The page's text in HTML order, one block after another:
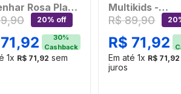
Rosa Play
Multikids -
,90 20% off
71,92 30%
Cashback
1x R$ 71,92 sem
Multikids -
BR2426OUT
[Reembalado]
R$ 89,90
R$ 71,92
Em até1x R$ 71,92
juros